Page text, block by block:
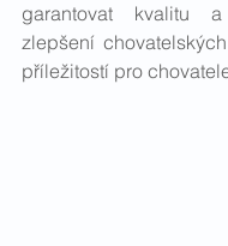
garantovat kvalitu
zlepšení
příležitostí pro